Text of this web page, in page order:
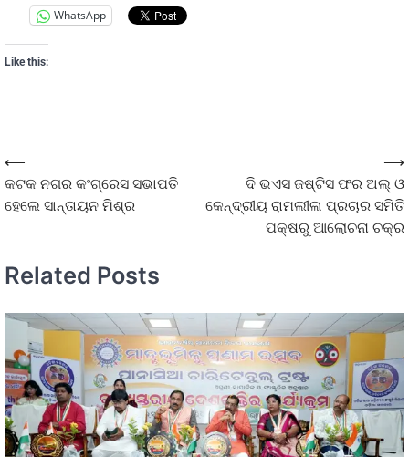
WhatsApp
Like this:
⟵
କଟକ ନଗର କଂଗ୍ରେସ ସଭାପତି
ହେଲେ ସାନ୍ତାୟନ ମିଶ୍ର
ଦି ଭଏସ ଜଷ୍ଟିସ ଫର ଅଲ୍ ଓ
କେନ୍ଦ୍ରୀୟ ରାମଲୀଳା ପ୍ରଚାର ସମିତି
ପକ୍ଷରୁ ଆଲୋଚନା ଚକ୍ର
⟶
Related Posts